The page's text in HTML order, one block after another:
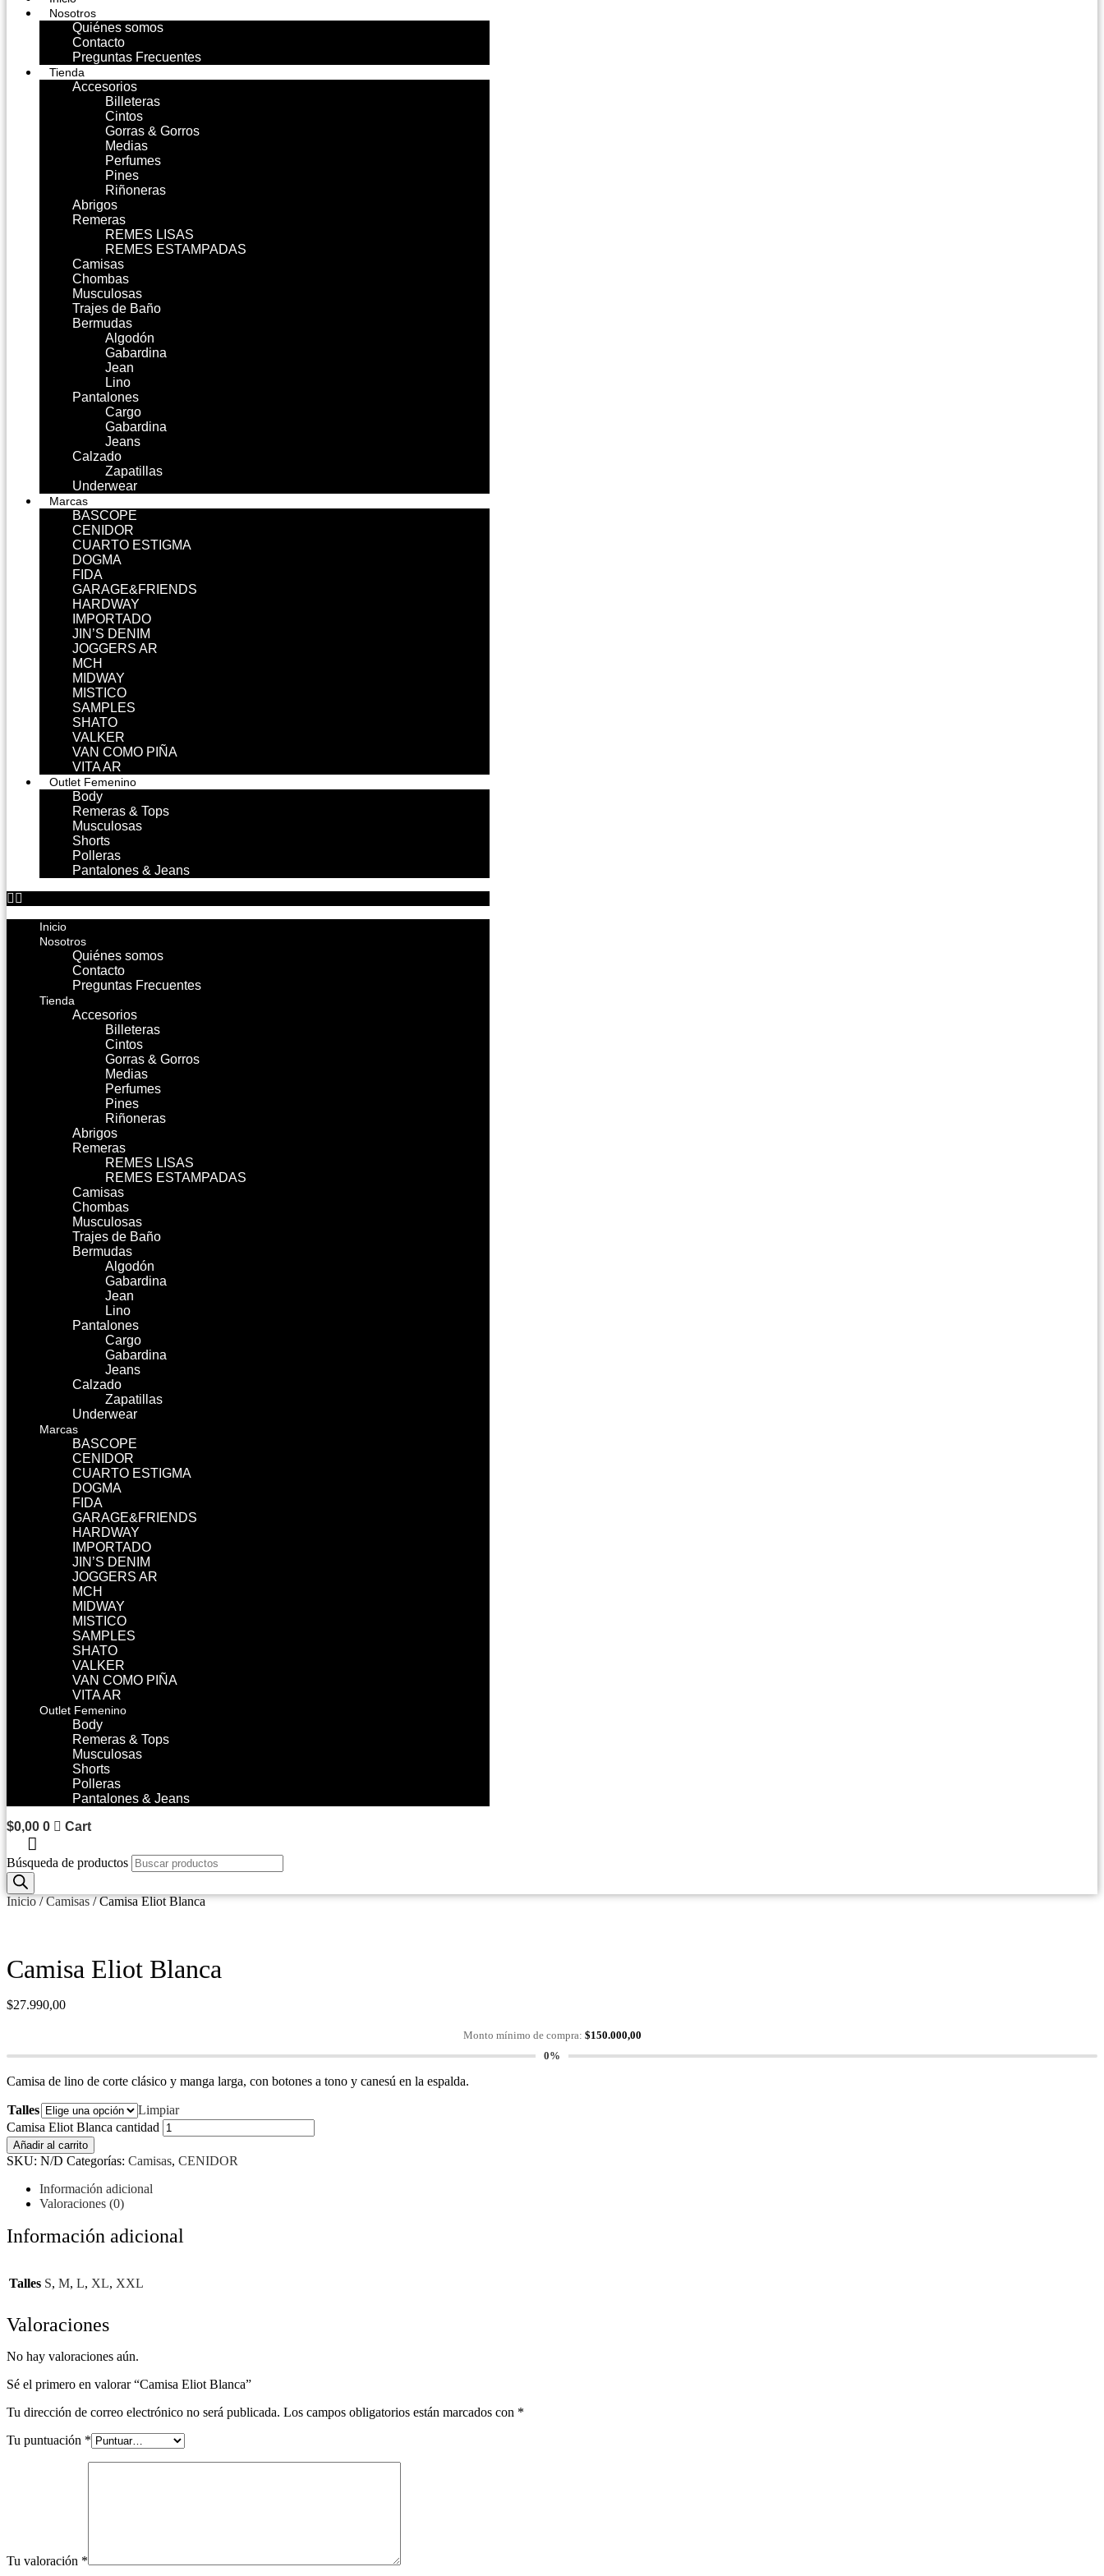
Nosotros
Quiénes somos
Contacto
Preguntas Frecuentes
Tienda
Accesorios
Billeteras
Cintos
Gorras & Gorros
Medias
Perfumes
Pines
Riñoneras
Abrigos
Remeras
REMES LISAS
REMES ESTAMPADAS
Camisas
Chombas
Musculosas
Trajes de Baño
Bermudas
Algodón
Gabardina
Jean
Lino
Pantalones
Cargo
Gabardina
Jeans
Calzado
Zapatillas
Underwear
Marcas
BASCOPE
CENIDOR
CUARTO ESTIGMA
DOGMA
FIDA
GARAGE&FRIENDS
HARDWAY
IMPORTADO
JIN’S DENIM
JOGGERS AR
MCH
MIDWAY
MISTICO
SAMPLES
SHATO
VALKER
VAN COMO PIÑA
VITA AR
Outlet Femenino
Body
Remeras & Tops
Musculosas
Shorts
Polleras
Pantalones & Jeans
Inicio
Nosotros
Quiénes somos
Contacto
Preguntas Frecuentes
Tienda
Accesorios
Billeteras
Cintos
Gorras & Gorros
Medias
Perfumes
Pines
Riñoneras
Abrigos
Remeras
REMES LISAS
REMES ESTAMPADAS
Camisas
Chombas
Musculosas
Trajes de Baño
Bermudas
Algodón
Gabardina
Jean
Lino
Pantalones
Cargo
Gabardina
Jeans
Calzado
Zapatillas
Underwear
Marcas
BASCOPE
CENIDOR
CUARTO ESTIGMA
DOGMA
FIDA
GARAGE&FRIENDS
HARDWAY
IMPORTADO
JIN’S DENIM
JOGGERS AR
MCH
MIDWAY
MISTICO
SAMPLES
SHATO
VALKER
VAN COMO PIÑA
VITA AR
Outlet Femenino
Body
Remeras & Tops
Musculosas
Shorts
Polleras
Pantalones & Jeans
$0,00 0 Cart
Búsqueda de productos
Inicio/Camisas/ Camisa Eliot Blanca
Camisa Eliot Blanca
$27.990,00
Monto mínimo de compra: $150.000,00
0%
Camisa de lino de corte clásico y manga larga, con botones a tono y canesú en la espalda.
Talles
Limpiar
Camisa Eliot Blanca cantidad
Añadir al carrito
SKU: N/D Categorías: Camisas, CENIDOR
Información adicional
Valoraciones (0)
Información adicional
Talles S, M, L, XL, XXL
Valoraciones
No hay valoraciones aún.
Sé el primero en valorar “Camisa Eliot Blanca”
Tu dirección de correo electrónico no será publicada. Los campos obligatorios están marcados con *
Tu puntuación *
Tu valoración *